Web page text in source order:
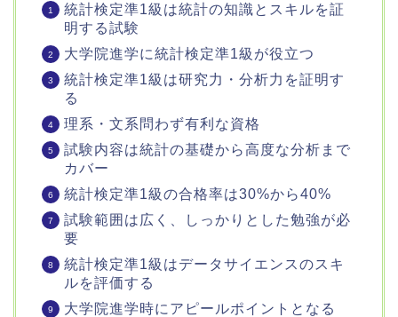
統計検定準1級は統計の知識とスキルを証
明する試験
大学院進学に統計検定準1級が役立つ
統計検定準1級は研究力・分析力を証明す
る
理系・文系問わず有利な資格
試験内容は統計の基礎から高度な分析まで
カバー
統計検定準1級の合格率は30%から40%
試験範囲は広く、しっかりとした勉強が必
要
統計検定準1級はデータサイエンスのスキ
ルを評価する
大学院進学時にアピールポイントとなる